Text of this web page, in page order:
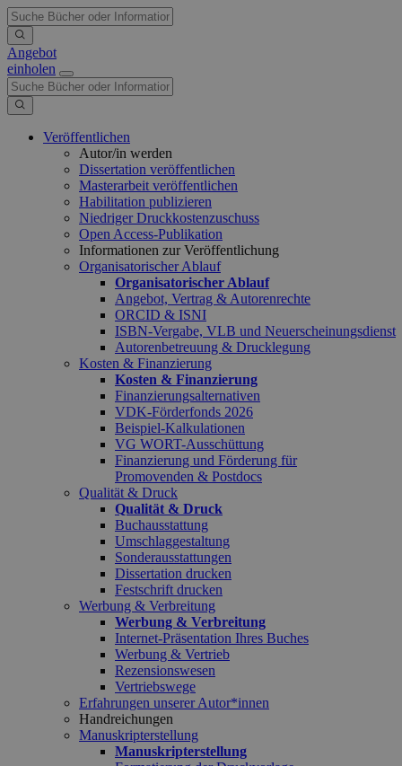
Angebot
einholen
Veröffentlichen
Autor/in werden
Dissertation veröffentlichen
Masterarbeit veröffentlichen
Habilitation publizieren
Niedriger Druckkostenzuschuss
Open Access-Publikation
Informationen zur Veröffentlichung
Organisatorischer Ablauf
Organisatorischer Ablauf
Angebot, Vertrag & Autorenrechte
ORCID & ISNI
ISBN-Vergabe, VLB und Neuerscheinungsdienst
Autorenbetreuung & Drucklegung
Kosten & Finanzierung
Kosten & Finanzierung
Finanzierungsalternativen
VDK-Förderfonds 2026
Beispiel-Kalkulationen
VG WORT-Ausschüttung
Finanzierung und Förderung für
Promovenden & Postdocs
Qualität & Druck
Qualität & Druck
Buchausstattung
Umschlaggestaltung
Sonderausstattungen
Dissertation drucken
Festschrift drucken
Werbung & Verbreitung
Werbung & Verbreitung
Internet-Präsentation Ihres Buches
Werbung & Vertrieb
Rezensionswesen
Vertriebswege
Erfahrungen unserer Autor*innen
Handreichungen
Manuskripterstellung
Manuskripterstellung